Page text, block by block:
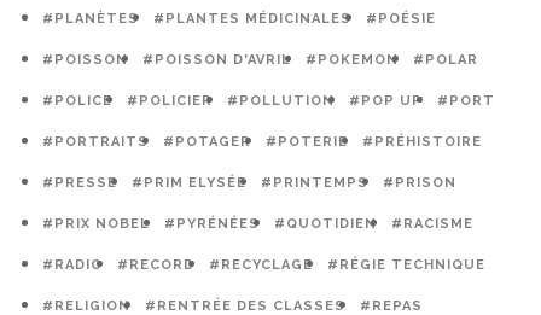
#PLANÈTES #PLANTES MÉDICINALES #POÉSIE
#POISSON #POISSON D'AVRIL #POKEMON #POLAR
#POLICE #POLICIER #POLLUTION #POP UP #PORT
#PORTRAITS #POTAGER #POTERIE #PRÉHISTOIRE
#PRESSE #PRIM ELYSÉE #PRINTEMPS #PRISON
#PRIX NOBEL #PYRÉNÉES #QUOTIDIEN #RACISME
#RADIO #RECORD #RECYCLAGE #RÉGIE TECHNIQUE
#RELIGION #RENTRÉE DES CLASSES #REPAS